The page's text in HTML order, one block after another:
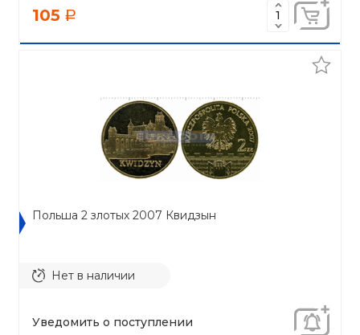
105 a
Польша 2 злотых 2007 Квидзын
Нет в наличии
Уведомить о поступлении